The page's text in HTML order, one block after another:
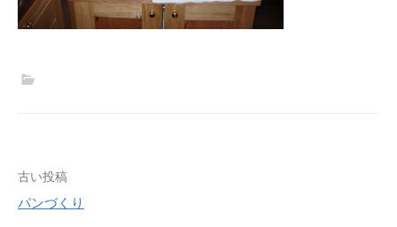
投
稿
古い投稿
パンづくり